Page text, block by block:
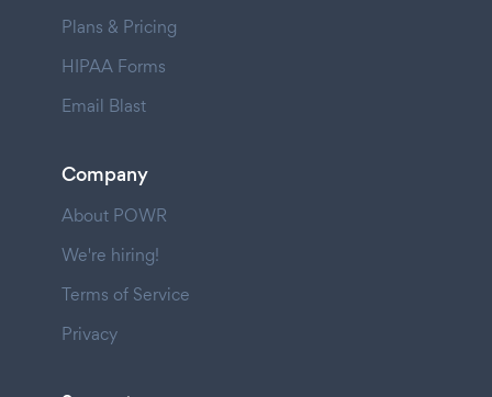
Plans & Pricing
HIPAA Forms
Email Blast
Company
About POWR
We're hiring!
Terms of Service
Privacy